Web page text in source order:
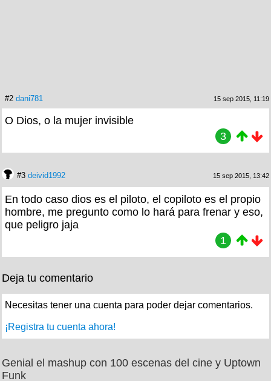
#2 dani781 15 sep 2015, 11:19
O Dios, o la mujer invisible
3
#3 deivid1992 15 sep 2015, 13:42
En todo caso dios es el piloto, el copiloto es el propio
hombre, me pregunto como lo hará para frenar y eso,
que peligro jaja
1
Deja tu comentario
Necesitas tener una cuenta para poder dejar comentarios.
¡Registra tu cuenta ahora!
Genial el mashup con 100 escenas del cine y Uptown
Funk